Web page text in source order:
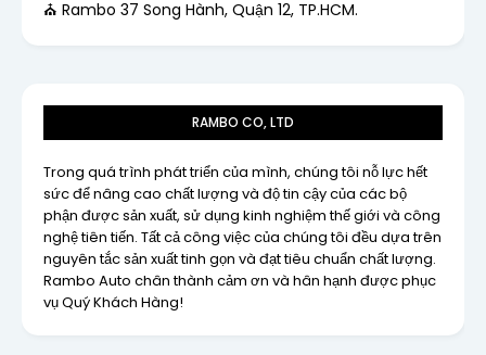
⛪ Rambo 37 Song Hành, Quận 12, TP.HCM.
RAMBO CO, LTD
Trong quá trình phát triển của mình, chúng tôi nỗ lực hết
sức để nâng cao chất lượng và độ tin cậy của các bộ
phận được sản xuất, sử dụng kinh nghiệm thế giới và công
nghệ tiên tiến. Tất cả công việc của chúng tôi đều dựa trên
nguyên tắc sản xuất tinh gọn và đạt tiêu chuẩn chất lượng.
Rambo Auto chân thành cảm ơn và hân hạnh được phục
vụ Quý Khách Hàng!